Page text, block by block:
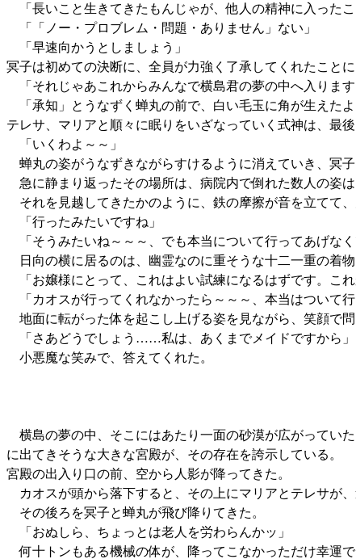
「長いこと生きてきたもんじゃが、他人の精神に入った
「「ノー・プロブレム・問題・ありません」ない」
「早速向かうとしましょう」
冥子は初めての決断に、全員が力強く了承してくれたこと
「それじゃあこれからみんなで横島君の夢の中へ入りま
「承知」とうなずく蝉丸の前で、白い毛玉に角が生えた
テレサ、マリアと順々に眠りをいざなっていく式神は、最
「いくわよ～～」
蝉丸の姿がうなずきながらすけるように消えていき、冥
急に静まり返ったその場所は、病院内で倒れた数人の姿
それを見越してきたかのように、鉄の摩擦が音を立てて、
「行ったみたいですね」
「そうみたいね～～～、でも本当について行ってあげなく
日向の横に居るのは、幽霊なのに重そうな十二一重の着
「お嬢様にとって、これはよい試練になるはずです。こ
「カオスが行ってくれなかったら～～～、本当はついて行
地面に転がった体を起こし上げる姿を見ながら、笑顔で問
「さあどうでしょう……私は、あくまでメイドですから」
小悪魔な笑みで、答えてくれた。
横島の夢の中、そこにはあたり一面の砂漠が広がってい
に出てきそうな大きな宮殿が、その存在を誇示している。
宮殿の出入り口の前、空から人影が降ってきた。
カオスが頭から落下すると、その上にマリアとテレサが、
その後ろを冥子と蝉丸が飛び降りてきた。
「おぬしら、ちょっとは老人を労わらんかッ」
何十トンもある機械の体が、降ってこなかっただけ幸運